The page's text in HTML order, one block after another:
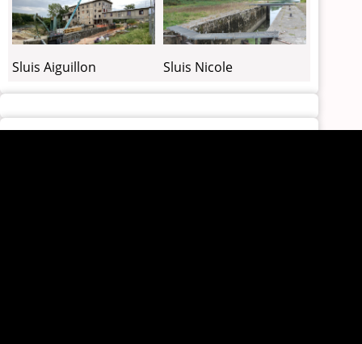
Sluis Aiguillon Sluis Nicole